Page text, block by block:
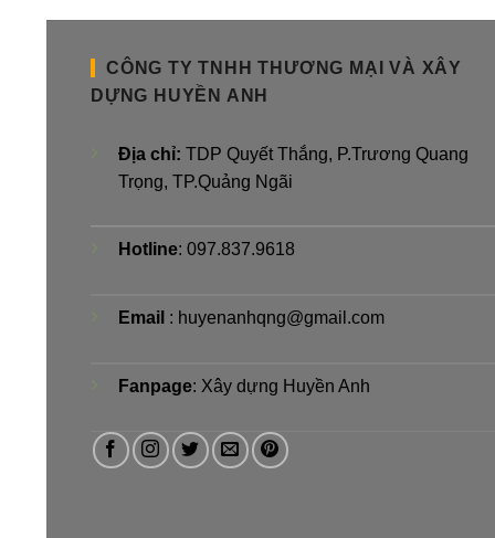
CÔNG TY TNHH THƯƠNG MẠI VÀ XÂY
DỰNG HUYỀN ANH
Địa chỉ: TDP Quyết Thắng, P.Trương Quang
Trọng, TP.Quảng Ngãi
Hotline: 097.837.9618
Email : huyenanhqng@gmail.com
Fanpage: Xây dựng Huyền Anh